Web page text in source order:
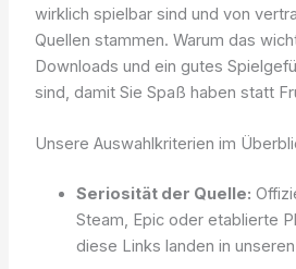
wirklich spielbar sind und von
Quellen stammen. Warum das
Downloads und ein gutes
sind, damit Sie Spaß haben statt
Unsere Auswahlkriterien im
Seriosität der Quelle:
Steam, Epic oder etablierte
diese Links landen in